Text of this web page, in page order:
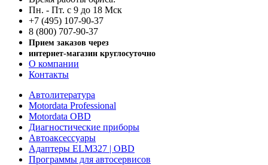
Пн. - Пт. с 9 до 18 Мск
+7 (495) 107-90-37
8 (800) 707-90-37
Прием заказов через
интернет-магазин круглосуточно
О компании
Контакты
Автолитература
Motordata Professional
Motordata OBD
Диагностические приборы
Автоаксессуары
Адаптеры ELM327 | OBD
Программы для автосервисов